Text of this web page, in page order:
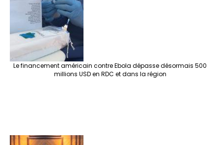
Le financement américain contre Ebola dépasse désormais 500
millions USD en RDC et dans la région